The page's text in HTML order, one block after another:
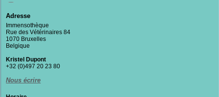
Section
Documentaires
Adresse
Immensothèque
Rue des Vétérinaires 84
1070 Bruxelles
Belgique
Kristel Dupont
+32 (0)497 20 23 80
Nous écrire